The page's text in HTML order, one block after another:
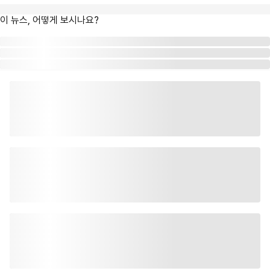
이 뉴스, 어떻게 보시나요?